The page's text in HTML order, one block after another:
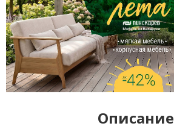
Описание